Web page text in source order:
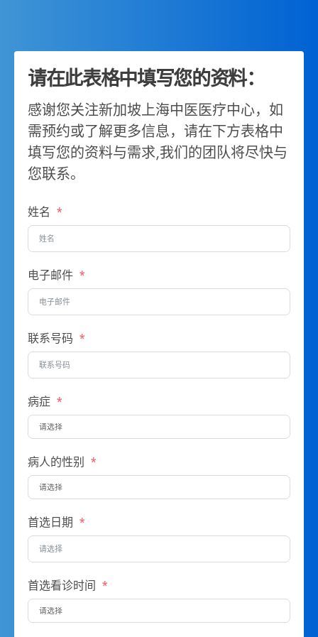
请在此表格中填写您的资料：
感谢您关注新加坡上海中医医疗中心，如
需预约或了解更多信息，请在下方表格中
填写您的资料与需求,我们的团队将尽快与
您联系。
姓名
电子邮件
联系号码
病症
病人的性别
首选日期
首选看诊时间